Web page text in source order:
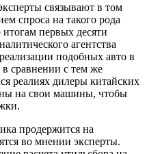
связывают в том
спроса на такого рода
первых десяти
агентства
подобных авто в
в сравнении с тем же
реалиях дилеры китайских
на свои машины, чтобы
продержится на
во мнении эксперты.